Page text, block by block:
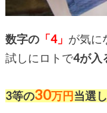
数字の「4」 が気に
試しにロトで4が入
3等の30万円当選